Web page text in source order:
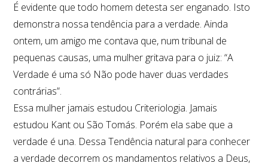
É evidente que todo homem detesta ser enganado. Isto
demonstra nossa tendência para a verdade. Ainda
ontem, um amigo me contava que, num tribunal de
pequenas causas, uma mulher gritava para o juiz: “A
Verdade é uma só Não pode haver duas verdades
contrárias”.
Essa mulher jamais estudou Criteriologia. Jamais
estudou Kant ou São Tomás. Porém ela sabe que a
verdade é una. Dessa Tendência natural para conhecer
a verdade decorrem os mandamentos relativos a Deus,